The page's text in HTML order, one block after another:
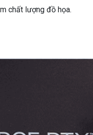
chất lượng đồ họa.